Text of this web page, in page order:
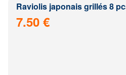
Raviolis japonais grillés 8
7.50 €